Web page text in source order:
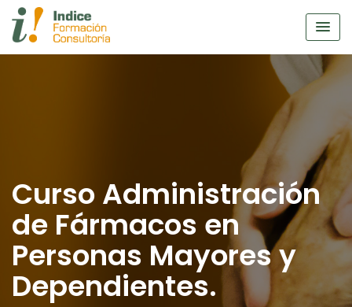
Skip
content
Curso Administración
de Fármacos en
Personas Mayores y
Dependientes.